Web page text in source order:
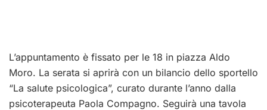
L’appuntamento è fissato per le 18 in piazza Aldo
Moro. La serata si aprirà con un bilancio dello sportello
“La salute psicologica”, curato durante l’anno dalla
psicoterapeuta Paola Compagno. Seguirà una tavola